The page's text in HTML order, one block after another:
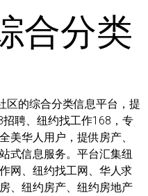
合分类
区的综合分类信息平台，提
聘、纽约找工作168，专
美华人用户，提供房产、
式信息服务。平台汇集纽
网、纽约找工网、华人求
、纽约房产、纽约房地产